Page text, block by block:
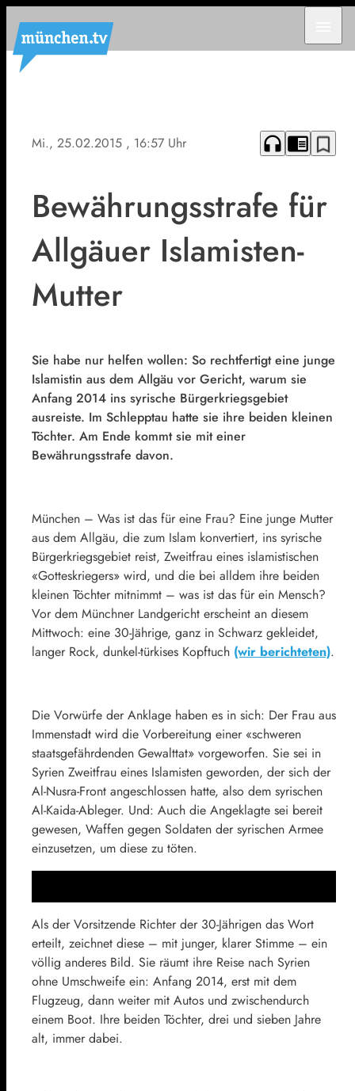
Mi., 25.02.2015 , 16:57 Uhr headphones chrome_reader_mode bookmark_border
Bewährungsstrafe für
Allgäuer Islamisten-
Mutter
Sie habe nur helfen wollen: So rechtfertigt eine junge
Islamistin aus dem Allgäu vor Gericht, warum sie
Anfang 2014 ins syrische Bürgerkriegsgebiet
ausreiste. Im Schlepptau hatte sie ihre beiden kleinen
Töchter. Am Ende kommt sie mit einer
Bewährungsstrafe davon.
München – Was ist das für eine Frau? Eine junge Mutter
aus dem Allgäu, die zum Islam konvertiert, ins syrische
Bürgerkriegsgebiet reist, Zweitfrau eines islamistischen
«Gotteskriegers» wird, und die bei alldem ihre beiden
kleinen Töchter mitnimmt – was ist das für ein Mensch?
Vor dem Münchner Landgericht erscheint an diesem
Mittwoch: eine 30-Jährige, ganz in Schwarz gekleidet,
langer Rock, dunkel-türkises Kopftuch (wir berichteten).
Die Vorwürfe der Anklage haben es in sich: Der Frau aus
Immenstadt wird die Vorbereitung einer «schweren
staatsgefährdenden Gewalttat» vorgeworfen. Sie sei in
Syrien Zweitfrau eines Islamisten geworden, der sich der
Al-Nusra-Front angeschlossen hatte, also dem syrischen
Al-Kaida-Ableger. Und: Auch die Angeklagte sei bereit
gewesen, Waffen gegen Soldaten der syrischen Armee
einzusetzen, um diese zu töten.
Als der Vorsitzende Richter der 30-Jährigen das Wort
erteilt, zeichnet diese – mit junger, klarer Stimme – ein
völlig anderes Bild. Sie räumt ihre Reise nach Syrien
ohne Umschweife ein: Anfang 2014, erst mit dem
Flugzeug, dann weiter mit Autos und zwischendurch
einem Boot. Ihre beiden Töchter, drei und sieben Jahre
alt, immer dabei.